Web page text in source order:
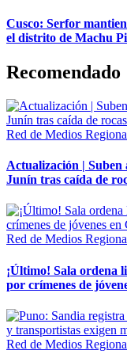
Cusco: Serfor
el distrito de Machu
Recomendado
Red de Medios
Actualización | Suben
Junín tras caída de
Red de Medios
¡Último! Sala ordena
por crímenes de
Red de Medios